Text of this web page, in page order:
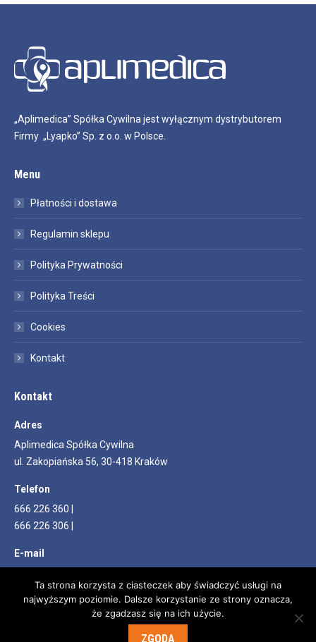
„Aplimedica” Spółka Cywilna jest wyłącznym dystrybutorem
Firmy „Lyapko” Sp. z o.o. w Polsce.
Menu
Płatności i dostawa
Regulamin sklepu
Polityka Prywatności
Polityka Treści
Cookies
Kontakt
Kontakt
Adres
Aplimedica Spółka Cywilna
ul. Zakopiańska 56, 30-418 Kraków
Telefon
666 226 360 |
666 226 306 |
E-mail
Znajdź nas na:
Ta strona korzysta z ciasteczek aby świadczyć usługi na
najwyższym poziomie. Dalsze korzystanie ze strony oznacza,
że zgadzasz się na ich użycie.
ZGODA